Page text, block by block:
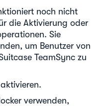
noch nicht
die Aktivierung oder
Sie
um Benutzer von
TeamSync zu
verwenden,